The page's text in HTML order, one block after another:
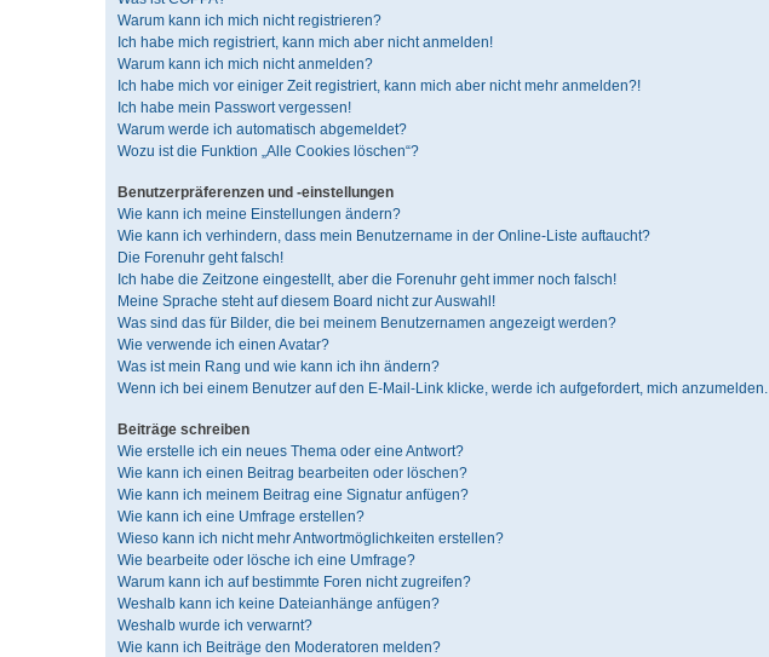
Warum kann ich mich nicht registrieren?
Ich habe mich registriert, kann mich aber nicht anmelden!
Warum kann ich mich nicht anmelden?
Ich habe mich vor einiger Zeit registriert, kann mich aber nicht mehr anmelden?!
Ich habe mein Passwort vergessen!
Warum werde ich automatisch abgemeldet?
Wozu ist die Funktion „Alle Cookies löschen“?
Benutzerpräferenzen und -einstellungen
Wie kann ich meine Einstellungen ändern?
Wie kann ich verhindern, dass mein Benutzername in der Online-Liste auftaucht?
Die Forenuhr geht falsch!
Ich habe die Zeitzone eingestellt, aber die Forenuhr geht immer noch falsch!
Meine Sprache steht auf diesem Board nicht zur Auswahl!
Was sind das für Bilder, die bei meinem Benutzernamen angezeigt werden?
Wie verwende ich einen Avatar?
Was ist mein Rang und wie kann ich ihn ändern?
Wenn ich bei einem Benutzer auf den E-Mail-Link klicke, werde ich aufgefordert, mich anzumelden.
Beiträge schreiben
Wie erstelle ich ein neues Thema oder eine Antwort?
Wie kann ich einen Beitrag bearbeiten oder löschen?
Wie kann ich meinem Beitrag eine Signatur anfügen?
Wie kann ich eine Umfrage erstellen?
Wieso kann ich nicht mehr Antwortmöglichkeiten erstellen?
Wie bearbeite oder lösche ich eine Umfrage?
Warum kann ich auf bestimmte Foren nicht zugreifen?
Weshalb kann ich keine Dateianhänge anfügen?
Weshalb wurde ich verwarnt?
Wie kann ich Beiträge den Moderatoren melden?